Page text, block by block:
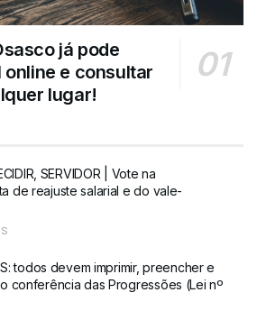
já pode
e consultar
lugar!
SERVIDOR | Vote na
de reajuste salarial e do vale-
todos devem imprimir, preencher e
conferência das Progressões (Lei nº